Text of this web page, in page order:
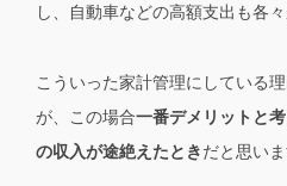
し、自動車などの高額支出も各
こういった家計管理にしている
が、この場合一番デメリットと
の収入が途絶えたときだと思いま